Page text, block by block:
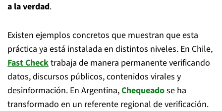
a la verdad.
Existen ejemplos concretos que muestran que esta
práctica ya está instalada en distintos niveles. En Chile,
Fast Checktrabaja de manera permanente verificando
datos, discursos públicos, contenidos virales y
desinformación. En Argentina,Chequeadose ha
transformado en un referente regional de verificación.